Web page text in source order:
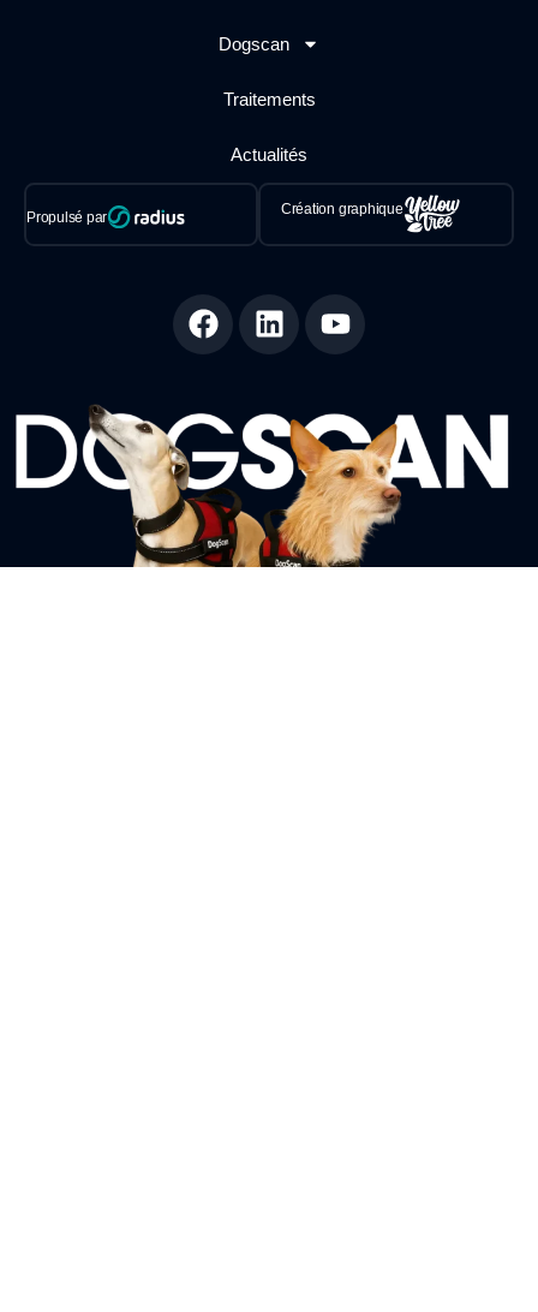
Dogscan
Traitements
Actualités
Propulsé par Création graphique